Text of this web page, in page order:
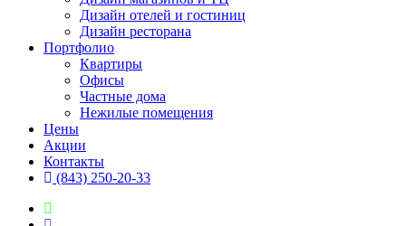
Дизайн отелей и гостиниц
Дизайн ресторана
Портфолио
Квартиры
Офисы
Частные дома
Нежилые помещения
Цены
Акции
Контакты
(843) 250-20-33